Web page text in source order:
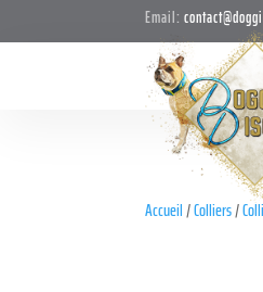
Email:
Accueil/Colliers/